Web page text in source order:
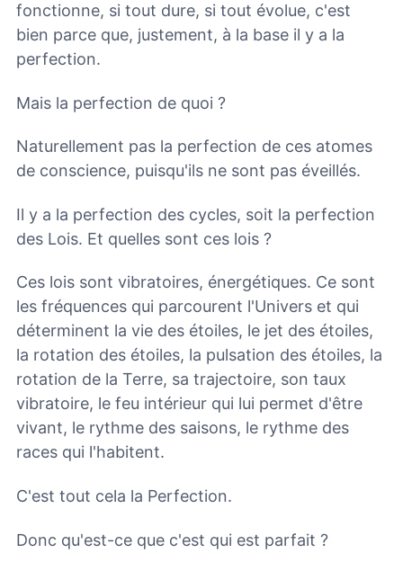
fonctionne, si tout dure, si tout évolue, c'est
bien parce que, justement, à la base il y a la
perfection.
Mais la perfection de quoi ?
Naturellement pas la perfection de ces atomes
de conscience, puisqu'ils ne sont pas éveillés.
Il y a la perfection des cycles, soit la perfection
des Lois. Et quelles sont ces lois ?
Ces lois sont vibratoires, énergétiques. Ce sont
les fréquences qui parcourent l'Univers et qui
déterminent la vie des étoiles, le jet des étoiles,
la rotation des étoiles, la pulsation des étoiles, la
rotation de la Terre, sa trajectoire, son taux
vibratoire, le feu intérieur qui lui permet d'être
vivant, le rythme des saisons, le rythme des
races qui l'habitent.
C'est tout cela la Perfection.
Donc qu'est-ce que c'est qui est parfait ?